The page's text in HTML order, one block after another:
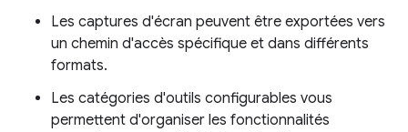
Les captures d'écran peuvent être exportées vers
un chemin d'accès spécifique et dans différents
formats.
Les catégories d'outils configurables vous
permettent d'organiser les fonctionnalités